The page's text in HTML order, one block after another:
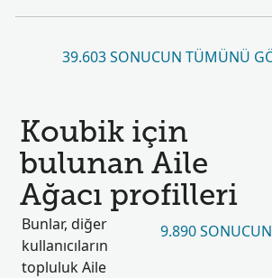
39.603 SONUCUN TÜMÜNÜ
Koubik için
bulunan Aile
Ağacı profilleri
Bunlar, diğer
kullanıcıların
topluluk Aile
9.890